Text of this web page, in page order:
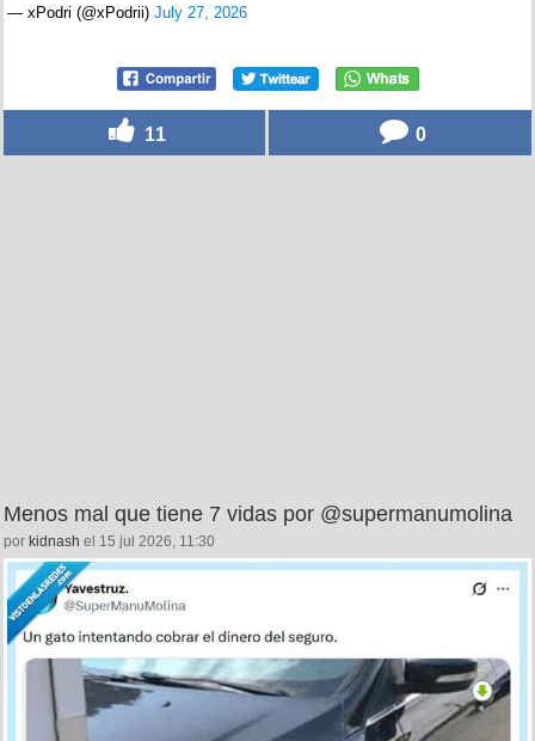
— xPodri (@xPodrii) July 27, 2026
11 0
Menos mal que tiene 7 vidas por @supermanumolina
por kidnash el 15 jul 2026, 11:30